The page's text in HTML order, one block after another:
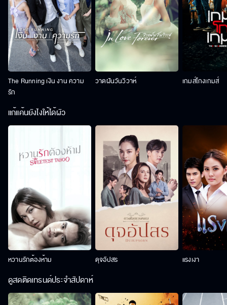
The Running เงิน งาน ความ
รัก
วาดฝันวันวิวาห์ เกมส์โกงเกมส์
แก้แค้นยังไงให้ได้ผัว
หวานรักต้องห้าม ดุจอัปสร แรงเงา
ดูสดติดเทรนด์ประจำสัปดาห์